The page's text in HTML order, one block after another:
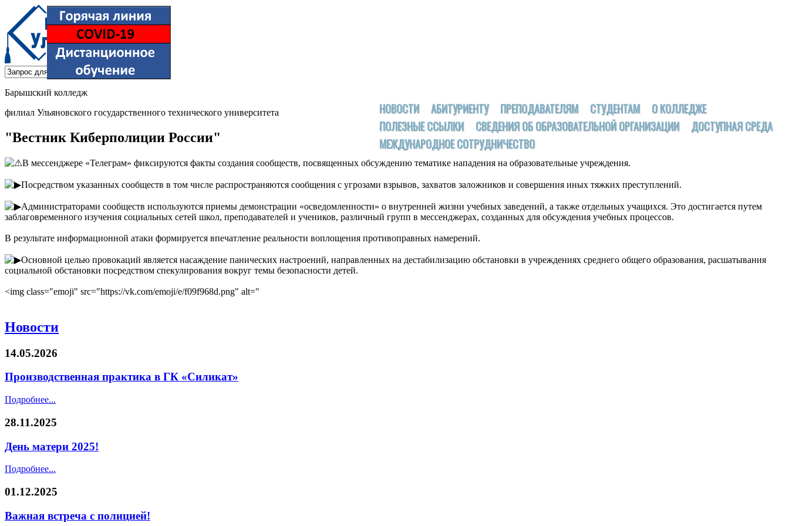
НОВОСТИ АБИТУРИЕНТУ ПРЕПОДАВАТЕЛЯМ СТУДЕНТАМ
О КОЛЛЕДЖЕ
ПОЛЕЗНЫЕ ССЫЛКИ
СВЕДЕНИЯ ОБ ОБРАЗОВАТЕЛЬНОЙ ОРГАНИЗАЦИИ
ДОСТУПНАЯ СРЕДА
МЕЖДУНАРОДНОЕ СОТРУДНИЧЕСТВО
Барышский колледж
филиал Ульяновского государственного технического университета
"Вестник Киберполиции России"
В мессенджере «Телеграм» фиксируются факты создания сообществ, посвященных обсуждению тематике нападения на образовательные учреждения.
Посредством указанных сообществ в том числе распространяются сообщения с угрозами взрывов, захватов заложников и совершения иных тяжких преступлений.
Администраторами сообществ используются приемы демонстрации «осведомленности» о внутренней жизни учебных заведений, а также отдельных учащихся. Это достигается путем
заблаговременного изучения социальных сетей школ, преподавателей и учеников, различный групп в мессенджерах, созданных для обсуждения учебных процессов.
В результате информационной атаки формируется впечатление реальности воплощения противоправных намерений.
Основной целью провокаций является насаждение панических настроений, направленных на дестабилизацию обстановки в учреждениях среднего общего образования, расшатывания
социальной обстановки посредством спекулирования вокруг темы безопасности детей.
<img class="emoji" src="https://vk.com/emoji/e/f09f968d.png" alt="
Новости
14.05.2026
Производственная практика в ГК «Силикат»
Подробнее...
28.11.2025
День матери 2025!
Подробнее...
01.12.2025
Важная встреча с полицией!